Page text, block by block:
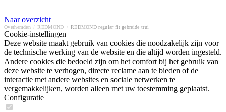
Naar overzicht
Overhemden REDMOND REDMOND regular fit gebreide trui
Cookie-instellingen
Deze website maakt gebruik van cookies die noodzakelijk zijn voor
de technische werking van de website en die altijd worden ingesteld.
Andere cookies die bedoeld zijn om het comfort bij het gebruik van
deze website te verhogen, directe reclame aan te bieden of de
interactie met andere websites en sociale netwerken te
vergemakkelijken, worden alleen met uw toestemming geplaatst.
Configuratie